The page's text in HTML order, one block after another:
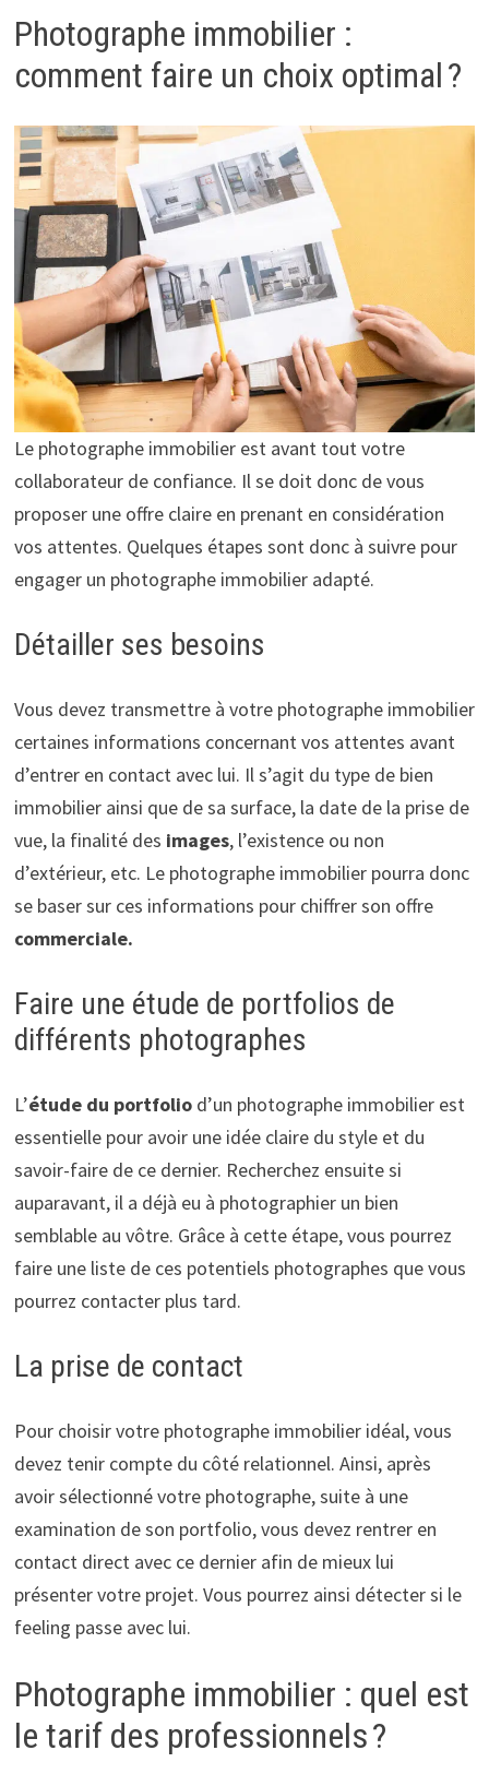
Photographe immobilier :
comment faire un choix optimal ?
Le photographe immobilier est avant tout votre
collaborateur de confiance. Il se doit donc de vous
proposer une offre claire en prenant en considération
vos attentes. Quelques étapes sont donc à suivre pour
engager un photographe immobilier adapté.
Détailler ses besoins
Vous devez transmettre à votre photographe immobilier
certaines informations concernant vos attentes avant
d’entrer en contact avec lui. Il s’agit du type de bien
immobilier ainsi que de sa surface, la date de la prise de
vue, la finalité des images, l’existence ou non
d’extérieur, etc. Le photographe immobilier pourra donc
se baser sur ces informations pour chiffrer son offre
commerciale.
Faire une étude de portfolios de
différents photographes
L’étude du portfoliod’un photographe immobilier est
essentielle pour avoir une idée claire du style et du
savoir-faire de ce dernier. Recherchez ensuite si
auparavant, il a déjà eu à photographier un bien
semblable au vôtre. Grâce à cette étape, vous pourrez
faire une liste de ces potentiels photographes que vous
pourrez contacter plus tard.
La prise de contact
Pour choisir votre photographe immobilier idéal, vous
devez tenir compte du côté relationnel. Ainsi, après
avoir sélectionné votre photographe, suite à une
examination de son portfolio, vous devez rentrer en
contact direct avec ce dernier afin de mieux lui
présenter votre projet. Vous pourrez ainsi détecter si le
feeling passe avec lui.
Photographe immobilier : quel est
le tarif des professionnels ?